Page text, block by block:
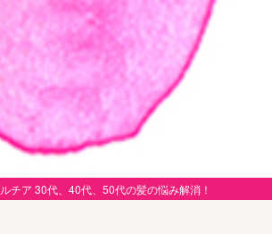
チア 30代、40代、50代の髪の悩み解消！